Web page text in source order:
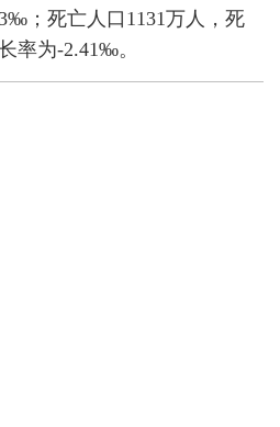
；死亡人口1131万人，死
率为-2.41‰。